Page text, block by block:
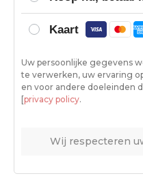
Kaart
Uw persoonlijke gegevens
te verwerken, uw ervaring
en voor andere doeleinden
[privacy policy.
Wij respecteren